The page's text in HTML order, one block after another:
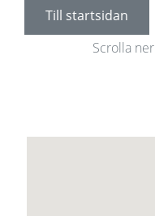
Till startsidan
Scrolla